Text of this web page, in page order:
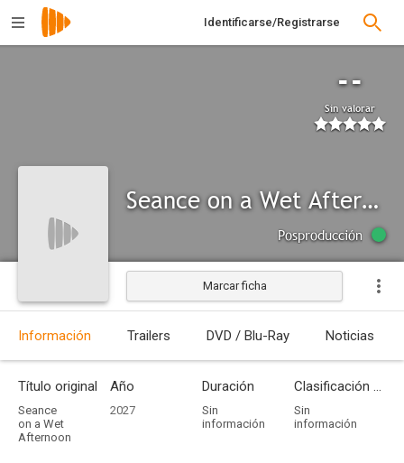
Identificarse/Registrarse
--
Sin valorar
Seance on a Wet Afternoon
Posproducción
Marcar ficha
Información Trailers DVD / Blu-Ray Noticias
Título original
Seance
on a Wet
Afternoon
Año
2027
Duración
Sin
información
Clasificación por edades
Sin
información